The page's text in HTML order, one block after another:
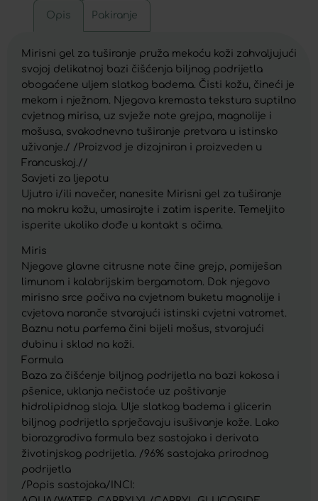
Opis Pakiranje
Mirisni gel za tuširanje pruža mekoću koži zahvaljujući
svojoj delikatnoj bazi čišćenja biljnog podrijetla
obogaćene uljem slatkog badema. Čisti kožu, čineći je
mekom i nježnom. Njegova kremasta tekstura suptilno
cvjetnog mirisa, uz svježe note grejpa, magnolije i
mošusa, svakodnevno tuširanje pretvara u istinsko
uživanje./ /Proizvod je dizajniran i proizveden u
Francuskoj.//
Savjeti za ljepotu
Ujutro i/ili navečer, nanesite Mirisni gel za tuširanje
na mokru kožu, umasirajte i zatim isperite. Temeljito
isperite ukoliko dođe u kontakt s očima.
Miris
Njegove glavne citrusne note čine grejp, pomiješan
limunom i kalabrijskim bergamotom. Dok njegovo
mirisno srce počiva na cvjetnom buketu magnolije i
cvjetova naranče stvarajući istinski cvjetni vatromet.
Baznu notu parfema čini bijeli mošus, stvarajući
dubinu i sklad na koži.
Formula
Baza za čišćenje biljnog podrijetla na bazi kokosa i
pšenice, uklanja nečistoće uz poštivanje
hidrolipidnog sloja. Ulje slatkog badema i glicerin
biljnog podrijetla sprječavaju isušivanje kože. Lako
biorazgradiva formula bez sastojaka i derivata
životinjskog podrijetla. /96% sastojaka prirodnog
podrijetla
/Popis sastojaka/INCI: